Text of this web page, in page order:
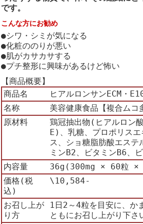
です。
こんな方にお勧め
●シワ・シミが気になる
●化粧ののりが悪い
●肌がカサカサする
●プチ整形に興味があるけど怖い
【商品概要】
商品名
ヒアルロンサンECM・
名称
美容健康食品【複合ムコ
原材料
鶏冠抽出物(ヒアルロン酸
E)、乳糖、プロポリス
ス、ショ糖脂肪酸エステ
ミンB2、ビタミンB6、
内容量
36g(300mg × 60粒 ×
価格(税
込)
\10,584-
お召し上が
り方
1日2～4粒を目安に、か
ともにお召し上がり下さ